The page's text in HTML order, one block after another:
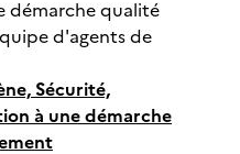
démarche qualité
d'agents de
Sécurité,
à une démarche